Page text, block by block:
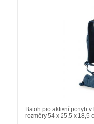
Batoh pro aktivní pohyb v
rozměry 54 x 25,5 x 18,5